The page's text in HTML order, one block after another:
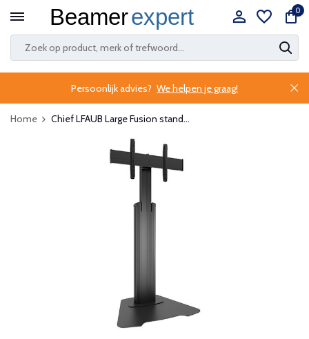
0
Persoonlijk advies? We helpen je graag!
Home Chief LFAUB Large Fusion stand...